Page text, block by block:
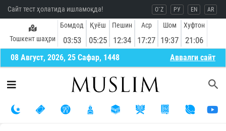
Сайт тест ҳолатида ишламоқда! O`Z РУ EN AR
Тошкент шаҳри
Бомдод
03:53
Қуёш
05:25
Пешин
12:34
Аср
17:27
Шом
19:37
Хуфтон
21:06
08 Август, 2026, 25 Сафар, 1448 Aввалги сайт